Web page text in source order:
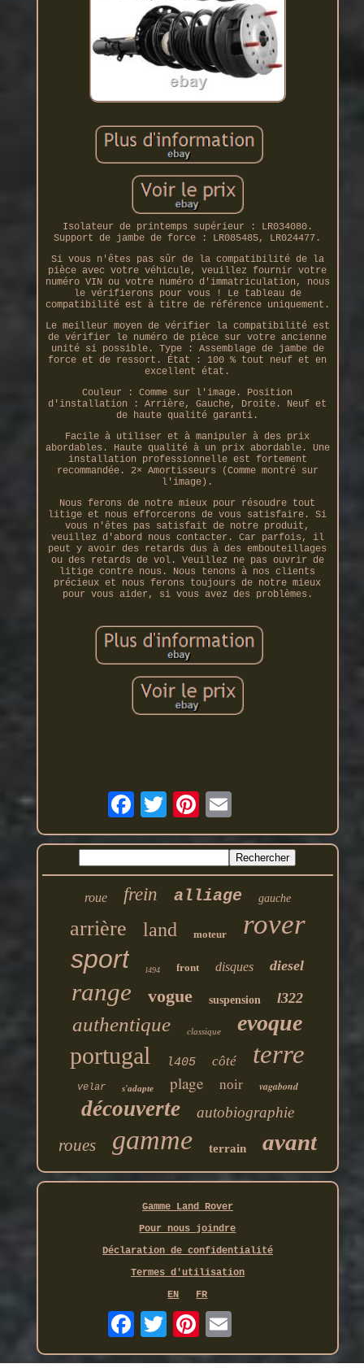
Isolateur de printemps supérieur : LR034080.
Support de jambe de force : LR085485, LR024477.
Si vous n'êtes pas sûr de la compatibilité de la
pièce avec votre véhicule, veuillez fournir votre
numéro VIN ou votre numéro d'immatriculation, nous
le vérifierons pour vous ! Le tableau de
compatibilité est à titre de référence uniquement.
Le meilleur moyen de vérifier la compatibilité est
de vérifier le numéro de pièce sur votre ancienne
unité si possible. Type : Assemblage de jambe de
force et de ressort. État : 100 % tout neuf et en
excellent état.
Couleur : Comme sur l'image. Position
d'installation : Arrière, Gauche, Droite. Neuf et
de haute qualité garanti.
Facile à utiliser et à manipuler à des prix
abordables. Haute qualité à un prix abordable. Une
installation professionnelle est fortement
recommandée. 2× Amortisseurs (Comme montré sur
l'image).
Nous ferons de notre mieux pour résoudre tout
litige et nous efforcerons de vous satisfaire. Si
vous n'êtes pas satisfait de notre produit,
veuillez d'abord nous contacter. Car parfois, il
peut y avoir des retards dus à des embouteillages
ou des retards de vol. Veuillez ne pas ouvrir de
litige contre nous. Nous tenons à nos clients
précieux et nous ferons toujours de notre mieux
pour vous aider, si vous avez des problèmes.
roue frein alliage gauche
arrière land moteur rover
sport l494 front disques diesel
range vogue suspension l322
authentique classique evoque
portugal l405 côté terre
velar s'adapte plage noir vagabond
découverte autobiographie
roues gamme terrain avant
Gamme Land Rover
Pour nous joindre
Déclaration de confidentialité
Termes d'utilisation
EN
FR